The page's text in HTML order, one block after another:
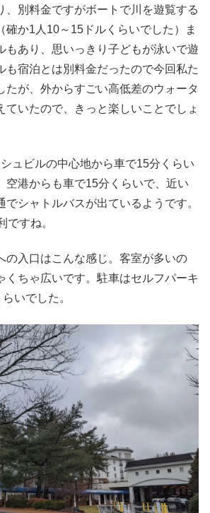
、別料金ですがボートで川を遊覧する
確か1人10～15ドルくらいでした）ま
もあり、思いっきり子どもが泳いで遊
も宿泊とは別料金だったので今回私た
たが、外からすごい高低差のウォータ
ていたので、きっと楽しいことでしょ
ュビルの中心地から車で15分くらい
空港からも車で15分くらいで、近い
でシャトルバスが出ているようです。
ですね。
の入口はこんな感じ。客室が多いの
くちゃ広いです。駐車はセルフパーキ
いでした。